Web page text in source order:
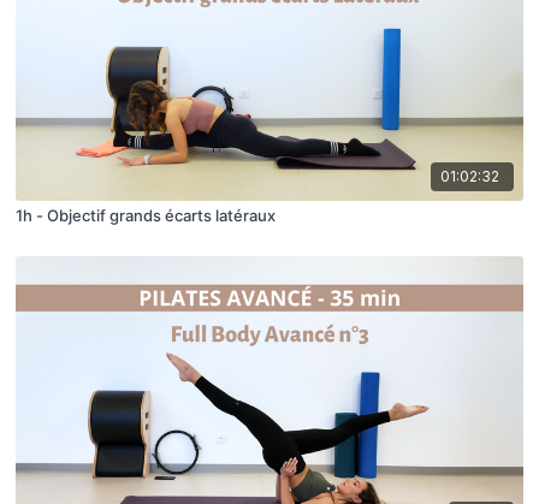
01:02:32
1h - Objectif grands écarts latéraux